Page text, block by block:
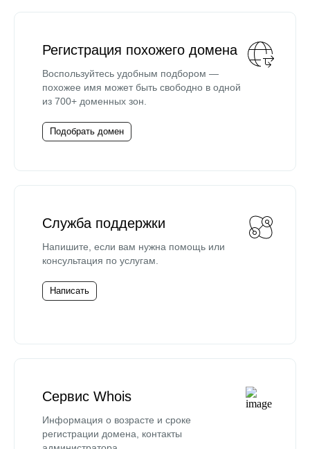
Регистрация похожего домена
Воспользуйтесь удобным подбором —
похожее имя может быть свободно в одной
из 700+ доменных зон.
Подобрать домен
Служба поддержки
Напишите, если вам нужна помощь или
консультация по услугам.
Написать
Сервис Whois
Информация о возрасте и сроке
регистрации домена, контакты